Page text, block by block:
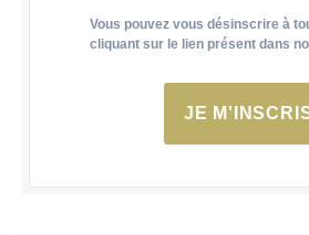
Vous pouvez vous désinscrire à
cliquant sur le lien présent dans
JE